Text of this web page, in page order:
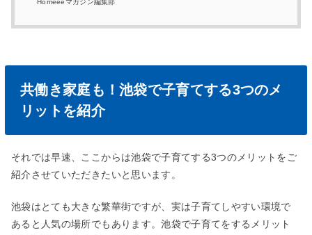
Homeeeマガジン編集部
共働き家庭も！池袋で子育てする3つのメ
リットを紹介
それでは早速、ここからは池袋で子育てする3つのメリットをご
紹介させていただきたいと思います。
池袋はとても大きな繁華街ですが、実は子育てしやすい環境で
あると人気の場所でもあります。池袋で子育てをするメリット